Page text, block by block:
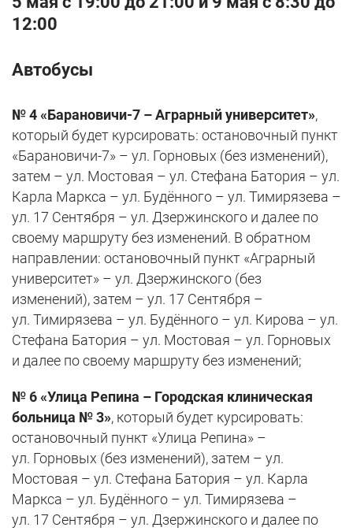
12:00
Автобусы
№ 4 «Барановичи-7 – Аграрный университет»,
который будет курсировать: остановочный пункт
«Барановичи-7» – ул. Горновых (без изменений),
затем – ул. Мостовая – ул. Стефана Батория – ул.
Карла Маркса – ул. Будённого – ул. Тимирязева –
ул. 17 Сентября – ул. Дзержинского и далее по
своему маршруту без изменений. В обратном
направлении: остановочный пункт «Аграрный
университет» – ул. Дзержинского (без
изменений), затем – ул. 17 Сентября –
ул. Тимирязева – ул. Будённого – ул. Кирова – ул.
Стефана Батория – ул. Мостовая – ул. Горновых
и далее по своему маршруту без изменений;
№ 6 «Улица Репина – Городская клиническая
больница № 3», который будет курсировать:
остановочный пункт «Улица Репина» –
ул. Горновых (без изменений), затем – ул.
Мостовая – ул. Стефана Батория – ул. Карла
Маркса – ул. Будённого – ул. Тимирязева –
ул. 17 Сентября – ул. Дзержинского и далее по